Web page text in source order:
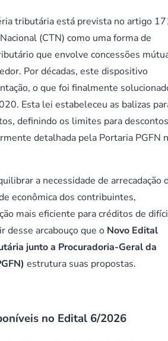
tributária está prevista no artigo
(CTN) como uma forma de
que envolve concessões
Por décadas, este dispositivo
o que foi finalmente
Esta lei estabeleceu as balizas
definindo os limites para
detalhada pela Portaria PGFN
a necessidade de arrecadação
econômica dos contribuintes,
mais eficiente para créditos de
desse arcabouço que o Novo Edital
junto a Procuradoria-Geral da
estrutura suas propostas.
no Edital 6/2026